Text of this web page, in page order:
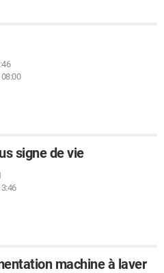
08:00
signe de vie
machine à laver